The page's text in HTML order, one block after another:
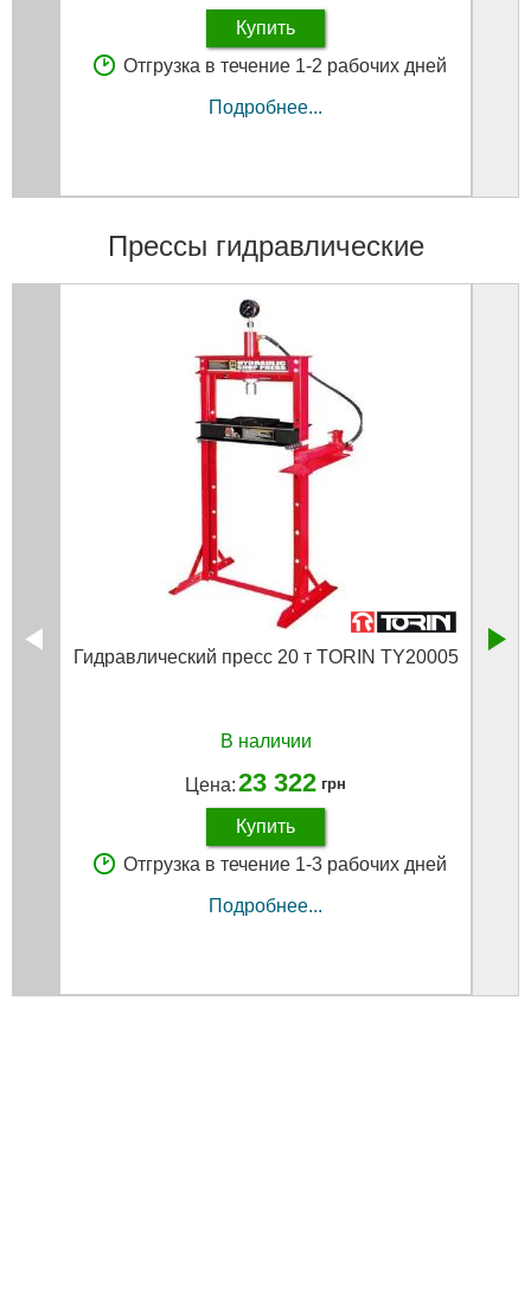
Купить
Отгрузка в течение 1-2 рабочих дней
Подробнее...
Прессы гидравлические
Гидравлический пресс 20 т TORIN TY20005
В наличии
Цена:23 322 грн
Купить
Отгрузка в течение 1-3 рабочих дней
Подробнее...